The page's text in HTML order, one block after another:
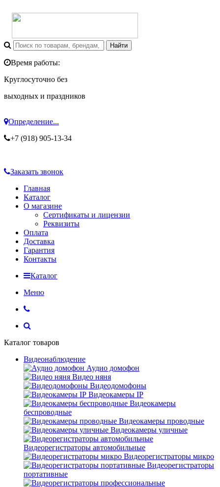
Время работы:
Круглосуточно без
выходных и праздников
Определение...
+7 (918) 905-13-34
Заказать звонок
Главная
Каталог
О магазине
Сертификаты и лицензии
Реквизиты
Оплата
Доставка
Гарантия
Контакты
Каталог
Меню
Каталог товаров
Видеонаблюдение
Аудио домофон
Видео няня
Видеодомофоны
Видеокамеры IP
Видеокамеры
беспроводные
Видеокамеры проводные
Видеокамеры уличные
Видеорегистраторы автомобильные
Видеорегистраторы микро
Видеорегистраторы
портативные